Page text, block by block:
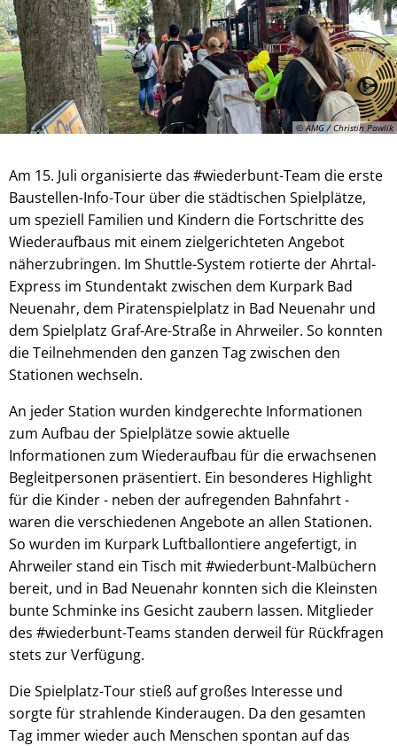
© AMG / Christin Pawlik
Am 15. Juli organisierte das #wiederbunt-Team die erste
Baustellen-Info-Tour über die städtischen Spielplätze,
um speziell Familien und Kindern die Fortschritte des
Wiederaufbaus mit einem zielgerichteten Angebot
näherzubringen. Im Shuttle-System rotierte der Ahrtal-
Express im Stundentakt zwischen dem Kurpark Bad
Neuenahr, dem Piratenspielplatz in Bad Neuenahr und
dem Spielplatz Graf-Are-Straße in Ahrweiler. So konnten
die Teilnehmenden den ganzen Tag zwischen den
Stationen wechseln.
An jeder Station wurden kindgerechte Informationen
zum Aufbau der Spielplätze sowie aktuelle
Informationen zum Wiederaufbau für die erwachsenen
Begleitpersonen präsentiert. Ein besonderes Highlight
für die Kinder - neben der aufregenden Bahnfahrt -
waren die verschiedenen Angebote an allen Stationen.
So wurden im Kurpark Luftballontiere angefertigt, in
Ahrweiler stand ein Tisch mit #wiederbunt-Malbüchern
bereit, und in Bad Neuenahr konnten sich die Kleinsten
bunte Schminke ins Gesicht zaubern lassen. Mitglieder
des #wiederbunt-Teams standen derweil für Rückfragen
stets zur Verfügung.
Die Spielplatz-Tour stieß auf großes Interesse und
sorgte für strahlende Kinderaugen. Da den gesamten
Tag immer wieder auch Menschen spontan auf das